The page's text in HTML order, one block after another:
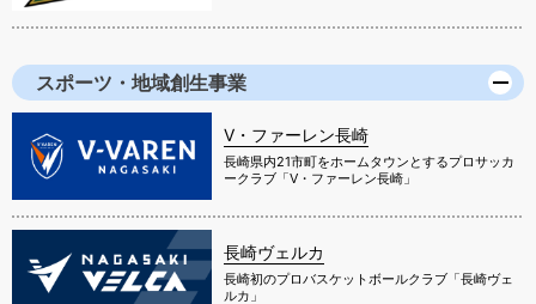
スポーツ・地域創生事業
V・ファーレン長崎
長崎県内21市町をホームタウンとするプロサッカ
ークラブ「V・ファーレン長崎」
長崎ヴェルカ
長崎初のプロバスケットボールクラブ「長崎ヴェ
ルカ」